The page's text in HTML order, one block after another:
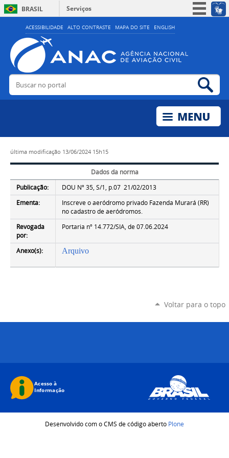
ACESSIBILIDADE ALTO CONTRASTE MAPA DO SITE ENGLISH
BRASIL
Serviços
Simplifique!
Acesso à informação
Legislação
Buscar no portal
última modificação 13/06/2024 15h15
Dados da norma
Publicação:
DOU Nº 35, S/1, p.07 21/02/2013
Ementa:
Inscreve o aeródromo privado Fazenda Murará (RR)
no cadastro de aeródromos.
Revogada
por:
Portaria nº 14.772/SIA, de 07.06.2024
Anexo(s): Arquivo
Voltar para o topo
Desenvolvido com o CMS de código aberto Plone